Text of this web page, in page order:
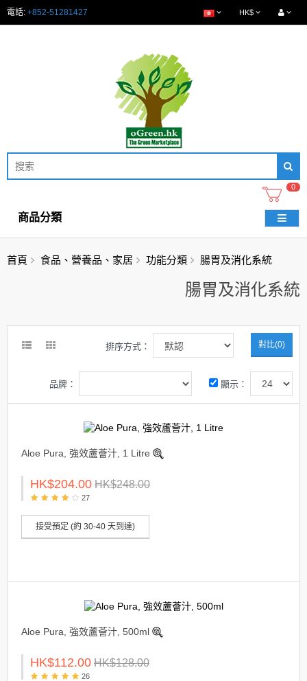
電話: +852-51281427 HK$
0
商品分類
首頁 食品、營養品、家居 功能分類 腸胃及消化系統
腸胃及消化系統
對比(0)
排序方式：
顯示：
品牌：
Aloe Pura, 強效蘆薈汁, 1 Litre
HK$204.00 HK$248.00
27
接受預定 (約 30-40 天到達)
Aloe Pura, 強效蘆薈汁, 500ml
HK$112.00 HK$128.00
26